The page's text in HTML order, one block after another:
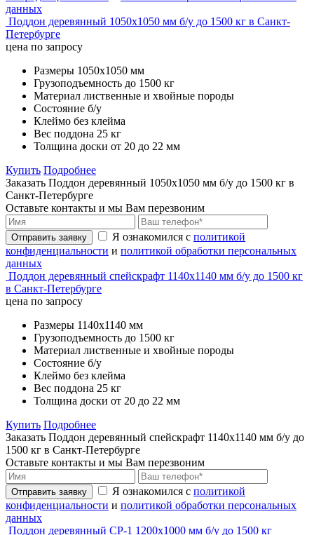
данных
Поддон деревянный 1050х1050 мм б/у до 1500 кг в Санкт-
Петербурге
цена по запросу
Размеры 1050х1050 мм
Грузоподъемность до 1500 кг
Материал лиственные и хвойные породы
Состояние б/у
Клеймо без клейма
Вес поддона 25 кг
Толщина доски от 20 до 22 мм
Купить Подробнее
Заказать Поддон деревянный 1050х1050 мм б/у до 1500 кг в
Санкт-Петербурге
Оставьте контакты и мы Вам перезвоним
Отправить заявку Я ознакомился с политикой
конфиденциальности и политикой обработки персональных
данных
Поддон деревянный спейскрафт 1140х1140 мм б/у до 1500 кг
в Санкт-Петербурге
цена по запросу
Размеры 1140х1140 мм
Грузоподъемность до 1500 кг
Материал лиственные и хвойные породы
Состояние б/у
Клеймо без клейма
Вес поддона 25 кг
Толщина доски от 20 до 22 мм
Купить Подробнее
Заказать Поддон деревянный спейскрафт 1140х1140 мм б/у до
1500 кг в Санкт-Петербурге
Оставьте контакты и мы Вам перезвоним
Отправить заявку Я ознакомился с политикой
конфиденциальности и политикой обработки персональных
данных
Поддон деревянный CP-1 1200х1000 мм б/у до 1500 кг